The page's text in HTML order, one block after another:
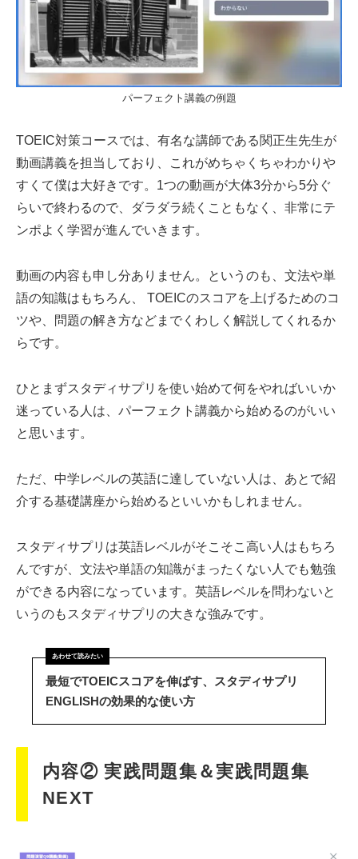
パーフェクト講義の例題
TOEIC対策コースでは、有名な講師である関正生先生が
動画講義を担当しており、これがめちゃくちゃわかりや
すくて僕は大好きです。1つの動画が大体3分から5分ぐ
らいで終わるので、ダラダラ続くこともなく、非常にテ
ンポよく学習が進んでいきます。
動画の内容も申し分ありません。というのも、文法や単
語の知識はもちろん、 TOEICのスコアを上げるためのコ
ツや、問題の解き方などまでくわしく解説してくれるか
らです。
ひとまずスタディサプリを使い始めて何をやればいいか
迷っている人は、パーフェクト講義から始めるのがいい
と思います。
ただ、中学レベルの英語に達していない人は、あとで紹
介する基礎講座から始めるといいかもしれません。
スタディサプリは英語レベルがそこそこ高い人はもちろ
んですが、文法や単語の知識がまったくない人でも勉強
ができる内容になっています。英語レベルを問わないと
いうのもスタディサプリの大きな強みです。
最短でTOEICスコアを伸ばす、スタディサプリ
ENGLISHの効果的な使い方
内容② 実践問題集＆実践問題集
NEXT